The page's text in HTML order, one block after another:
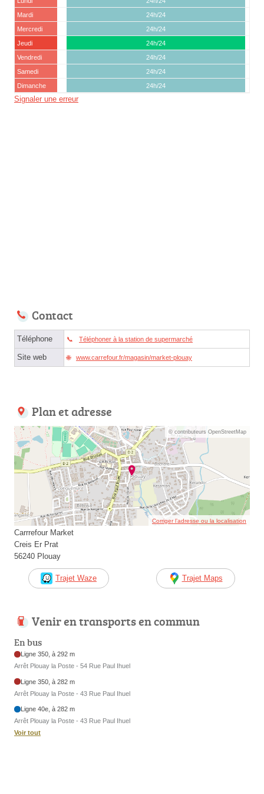
Mardi
24h/24
Mercredi
24h/24
Jeudi
24h/24
Vendredi
24h/24
Samedi
24h/24
Dimanche
24h/24
Signaler une erreur
Contact
Téléphone Téléphoner à la station de supermarché
Site web www.carrefour.fr/magasin/market-plouay
Plan et adresse
© contributeurs OpenStreetMap
Corriger l’adresse ou la localisation
Carrrefour Market
Creis Er Prat
56240 Plouay
Trajet Waze Trajet Maps
Venir en transports en commun
En bus
Ligne 350, à 292 m
Arrêt Plouay la Poste - 54 Rue Paul Ihuel
Ligne 350, à 282 m
Arrêt Plouay la Poste - 43 Rue Paul Ihuel
Ligne 40e, à 282 m
Arrêt Plouay la Poste - 43 Rue Paul Ihuel
Voir tout